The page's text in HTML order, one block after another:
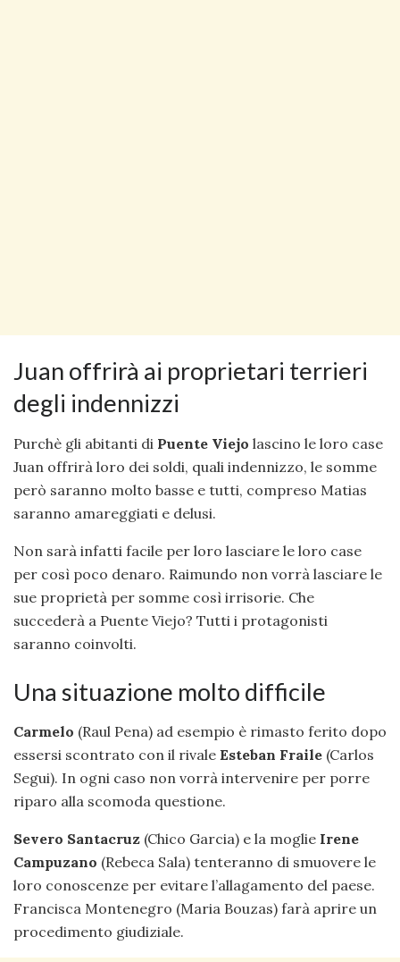
Juan offrirà ai proprietari terrieri
degli indennizzi
Purchè gli abitanti di Puente Viejo lascino le loro case
Juan offrirà loro dei soldi, quali indennizzo, le somme
però saranno molto basse e tutti, compreso Matias
saranno amareggiati e delusi.
Non sarà infatti facile per loro lasciare le loro case
per così poco denaro. Raimundo non vorrà lasciare le
sue proprietà per somme così irrisorie. Che
succederà a Puente Viejo? Tutti i protagonisti
saranno coinvolti.
Una situazione molto difficile
Carmelo (Raul Pena) ad esempio è rimasto ferito dopo
essersi scontrato con il rivale Esteban Fraile (Carlos
Segui). In ogni caso non vorrà intervenire per porre
riparo alla scomoda questione.
Severo Santacruz (Chico Garcia) e la moglie Irene
Campuzano (Rebeca Sala) tenteranno di smuovere le
loro conoscenze per evitare l’allagamento del paese.
Francisca Montenegro (Maria Bouzas) farà aprire un
procedimento giudiziale.